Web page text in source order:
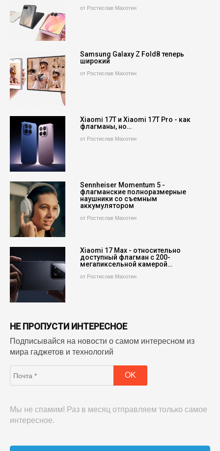
от Ростислав Махотин
Samsung Galaxy Z Fold8 теперь
широкий
от Ростислав Махотин
Xiaomi 17T и Xiaomi 17T Pro - как
флагманы, но…
от Ростислав Махотин
Sennheiser Momentum 5 -
флагманские полноразмерные
наушники со съемным
аккумулятором
от Ростислав Махотин
Xiaomi 17 Max - относительно
доступный флагман с 200-
мегапиксельной камерой…
от Ростислав Махотин
НЕ ПРОПУСТИ ИНТЕРЕСНОЕ
Подписывайся на новости о самом интересном из
мира гаджетов и технологий
Мы не спамим! Раз в месяц отправляем только самое
интересное.